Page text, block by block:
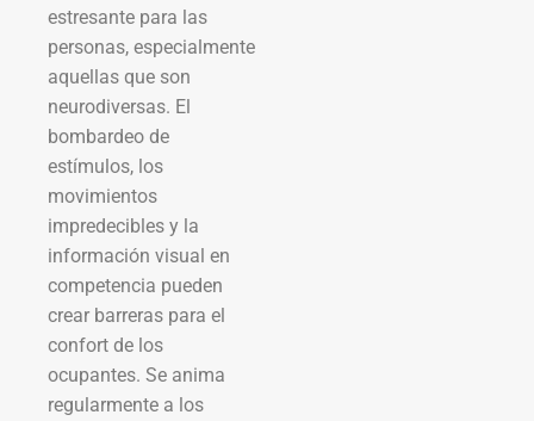
estresante para las
personas, especialmente
aquellas que son
neurodiversas. El
bombardeo de
estímulos, los
movimientos
impredecibles y la
información visual en
competencia pueden
crear barreras para el
confort de los
ocupantes. Se anima
regularmente a los